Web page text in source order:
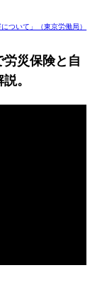
について」（東京労働局）
労災保険と自
。